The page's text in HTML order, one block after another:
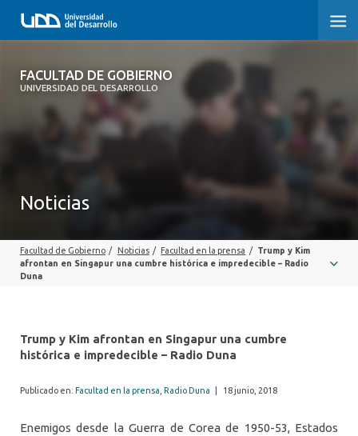
FACULTAD DE GOBIERNO
UNIVERSIDAD DEL DESARROLLO
FACULTAD DE GOBIERNO
EXTENSIÓN
Noticias
Facultad de Gobierno / Noticias / Facultad en la prensa /
Trump y Kim
afrontan en Singapur una cumbre histórica e impredecible – Radio
Duna
Trump y Kim afrontan en Singapur una cumbre
histórica e impredecible – Radio Duna
Publicado en: Facultad en la prensa Radio Duna 18 junio, 2018
Enemigos desde la Guerra de Corea de 1950-53, Estados